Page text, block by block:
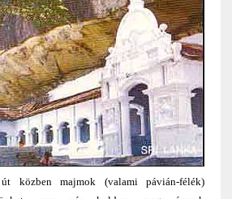
közben majmok (valami pávián-félék)